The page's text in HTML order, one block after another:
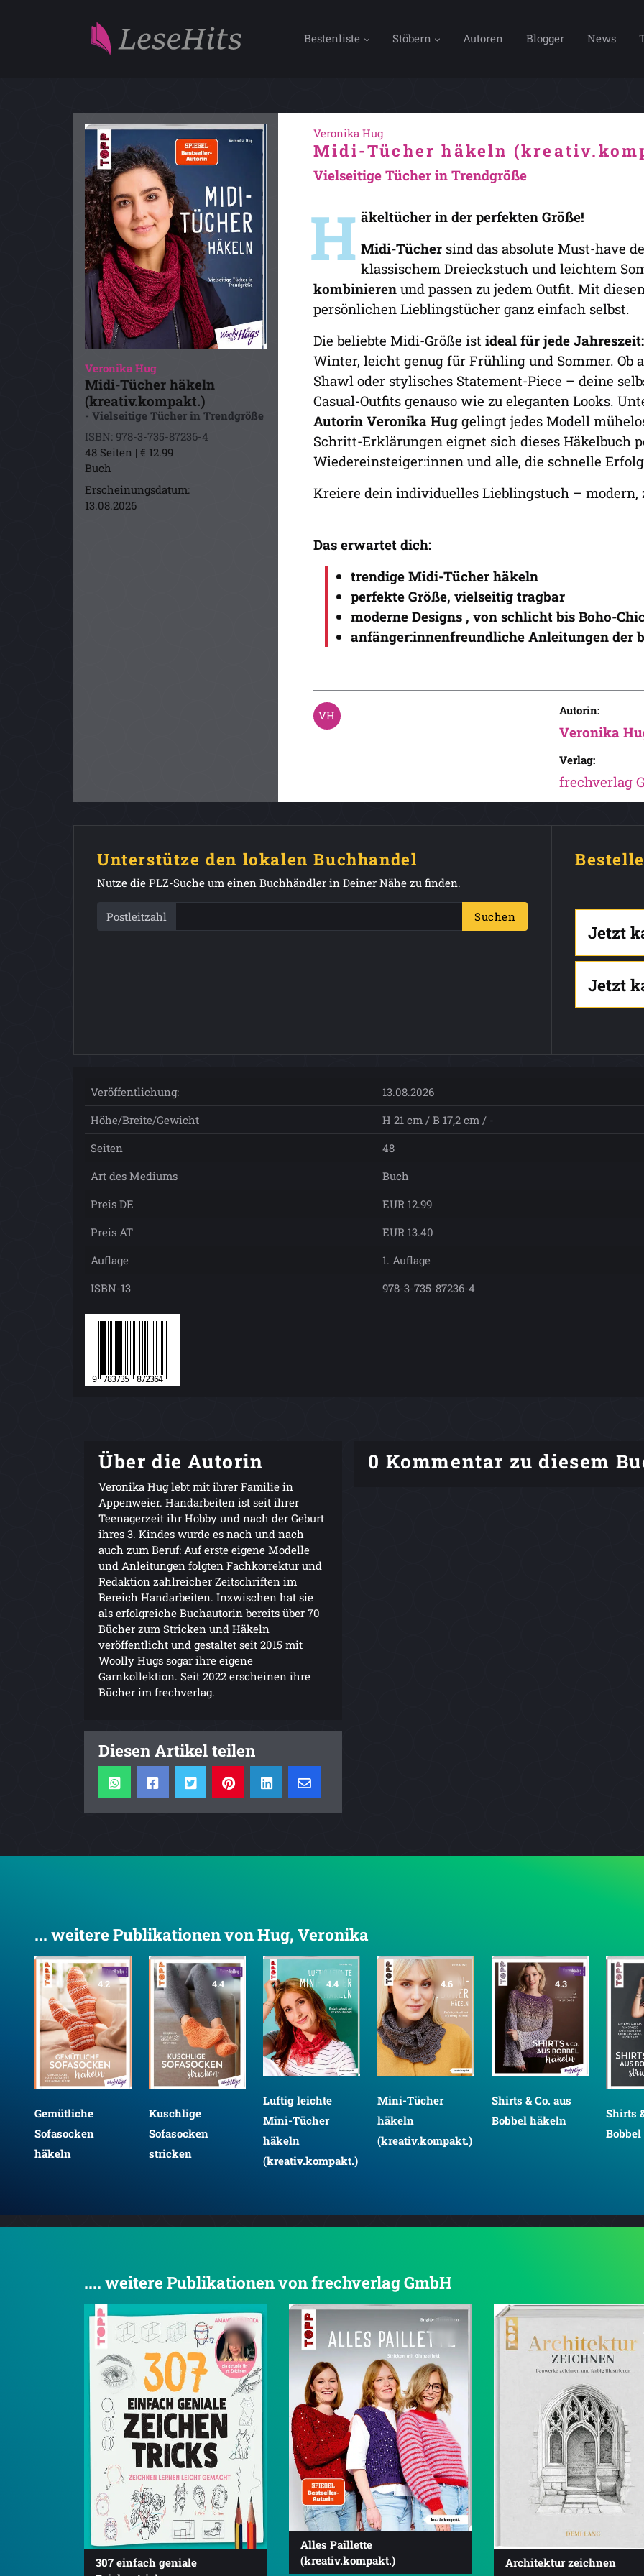
Bestenliste Stöbern Autoren Blogger News
Veronika Hug
Midi-Tücher häkeln
(kreativ.kompakt.)
- Vielseitige Tücher in Trendgröße
ISBN: 978-3-735-87236-4
48 Seiten | € 12.99
Buch
Erscheinungsdatum:
13.08.2026
Veronika Hug
Midi-Tücher häkeln
Vielseitige Tücher in Trendgröße
H äkeltücher in der perfekten Größe!
Midi-Tücher sind das absolute Must-have
klassischem Dreieckstuch und leichtem
kombinieren und passen zu jedem Outfit. Mit
persönlichen Lieblingstücher ganz einfach selbst.
Die beliebte Midi-Größe ist ideal für jede Jahreszeit:
Winter, leicht genug für Frühling und Sommer. Ob
Shawl oder stylisches Statement-Piece – deine
Casual-Outfits genauso wie zu eleganten Looks.
Autorin Veronika Hug gelingt jedes Modell
Schritt-Erklärungen eignet sich dieses Häkelbuch
Wiedereinsteiger:innen und alle, die schnelle
Kreiere dein individuelles Lieblingstuch –
Das erwartet dich:
trendige Midi-Tücher häkeln
perfekte Größe, vielseitig tragbar
moderne Designs , von schlicht bis Boho-
anfänger:innenfreundliche Anleitungen der
Autorin:
Veronika
Verlag:
frechverlag
Unterstütze den lokalen Buchhandel
Nutze die PLZ-Suche um einen Buchhändler in Deiner Nähe zu finden.
Postleitzahl Suchen
Jetzt
Jetzt
Veröffentlichung:
13.08.2026
Höhe/Breite/Gewicht
H 21 cm / B 17,2 cm / -
Seiten
48
Art des Mediums
Buch
Preis DE
EUR 12.99
Preis AT
EUR 13.40
Auflage
1. Auflage
ISBN-13
978-3-735-87236-4
Über die Autorin
Veronika Hug lebt mit ihrer Familie in
Appenweier. Handarbeiten ist seit ihrer
Teenagerzeit ihr Hobby und nach der Geburt
ihres 3. Kindes wurde es nach und nach
auch zum Beruf: Auf erste eigene Modelle
und Anleitungen folgten Fachkorrektur und
Redaktion zahlreicher Zeitschriften im
Bereich Handarbeiten. Inzwischen hat sie
als erfolgreiche Buchautorin bereits über 70
Bücher zum Stricken und Häkeln
veröffentlicht und gestaltet seit 2015 mit
Woolly Hugs sogar ihre eigene
Garnkollektion. Seit 2022 erscheinen ihre
Bücher im frechverlag.
Diesen Artikel teilen
0 Kommentar zu diesem
... weitere Publikationen von Hug, Veronika
4.2
Gemütliche
Sofasocken
häkeln
4.4
Kuschlige
Sofasocken
stricken
4.4
Luftig leichte
Mini-Tücher
häkeln
(kreativ.kompakt.)
4.6
Mini-Tücher
häkeln
(kreativ.kompakt.)
4.3
Shirts & Co. aus
Bobbel häkeln
Shirts
.... weitere Publikationen von frechverlag GmbH
307 einfach geniale
Alles Paillette
(kreativ.kompakt.)
Architektur zeichnen